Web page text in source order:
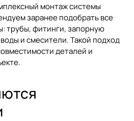
монтаж системы
заранее подобрать все
трубы,фитинги,запорную
исмесители. Такой подход
деталей и